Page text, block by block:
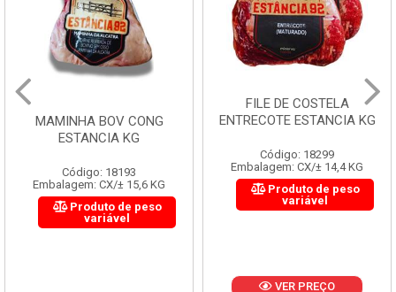
MAMINHA BOV CONG
ESTANCIA KG
Código: 18193
Embalagem: CX/± 15,6 KG
Produto de peso
variável
FILE DE COSTELA
ENTRECOTE ESTANCIA KG
Código: 18299
Embalagem: CX/± 14,4 KG
Produto de peso
variável
VER PREÇO